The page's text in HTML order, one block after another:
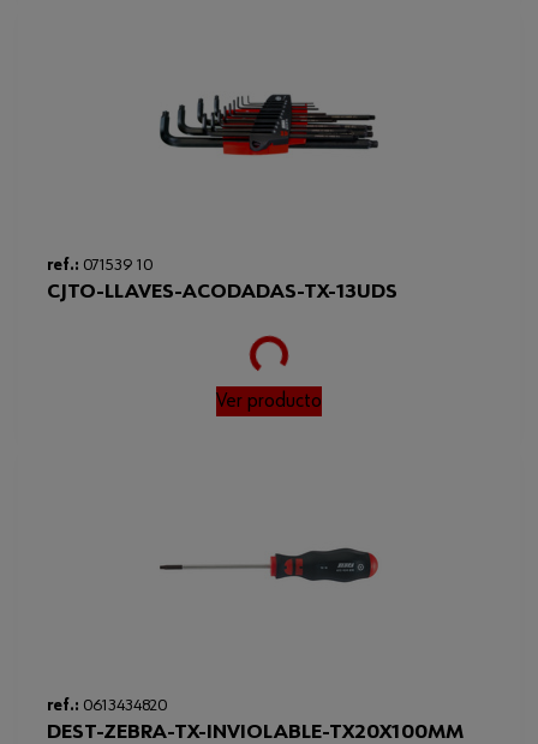
ref.: 071539 10
CJTO-LLAVES-ACODADAS-TX-13UDS
Loading...
Ver producto
ref.: 0613434820
DEST-ZEBRA-TX-INVIOLABLE-TX20X100MM